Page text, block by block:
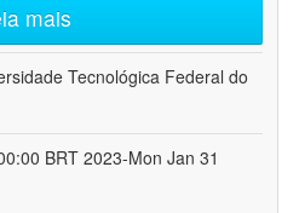
mais
Tecnológica Federal do
BRT 2023-Mon Jan 31